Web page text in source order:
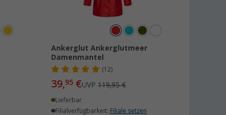
Ankerglut Ankerglutmeer
Damenmantel
(12)
39,95 €UVP119,95 €
Lieferbar
Filialverfügbarkeit: Filiale setzen